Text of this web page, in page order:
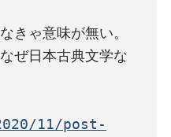
きゃ意味が無い。
ぜ日本古典文学な
11/post-